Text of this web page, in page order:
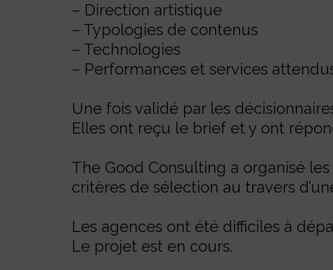
– Direction artistique
– Typologies de contenus
– Technologies
– Performances et services
Une fois validé par les
Elles ont reçu le brief et y ont
The Good Consulting a organisé
critères de sélection au travers
Les agences ont été difficiles à
Le projet est en cours.